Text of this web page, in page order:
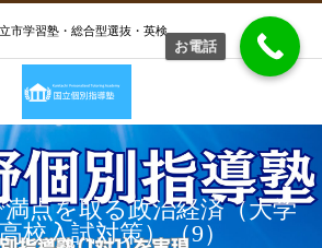
市学習塾・総合型選抜・英検
点を取る政治経済（大学
校入試対策）（9）
お電話